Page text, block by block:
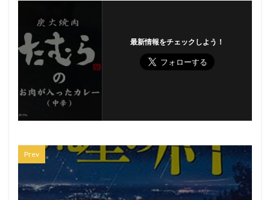
最新情報をチェックしよう！
Prev